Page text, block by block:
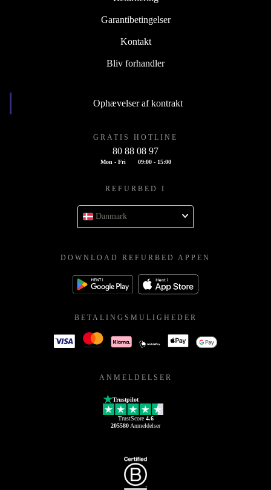
Garantibetingelser
Kontakt
Bliv forhandler
Ophævelser af kontrakt
GRATIS HOTLINE
80 88 08 97
Mon - Fri 09:00 - 15:00
REFURBED I
Danmark
DOWNLOAD REFURBED APPEN
BETALINGSMULIGHEDER
ANMELDELSER
Trustpilot
TrustScore 4.6
205580 Anmeldelser